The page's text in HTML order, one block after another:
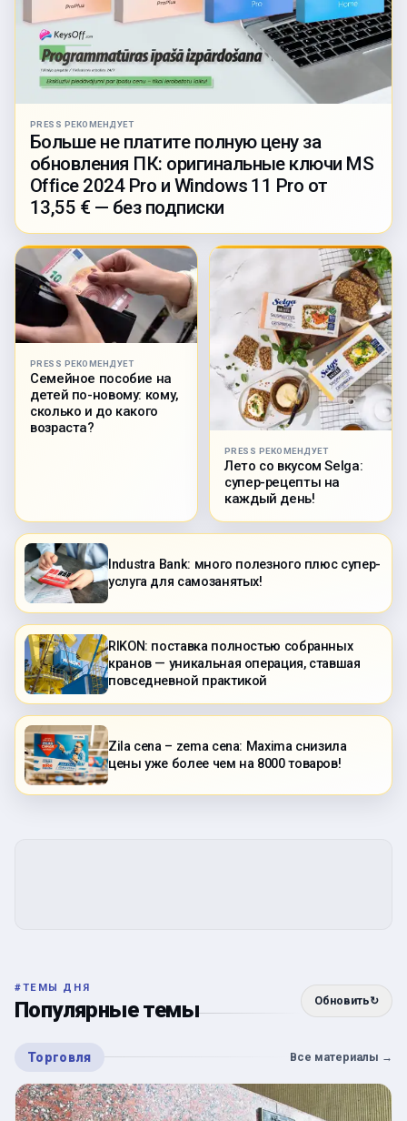
PRESS РЕКОМЕНДУЕТ
Больше не платите полную цену за
обновления ПК: оригинальные ключи MS
Office 2024 Pro и Windows 11 Pro от
13,55 € — без подписки
PRESS РЕКОМЕНДУЕТ
Семейное пособие на
детей по-новому: кому,
сколько и до какого
возраста?
PRESS РЕКОМЕНДУЕТ
Лето со вкусом Selga:
супер-рецепты на
каждый день!
Industra Bank: много полезного плюс супер-
услуга для самозанятых!
RIKON: поставка полностью собранных
кранов — уникальная операция, ставшая
повседневной практикой
Zila cena – zema cena: Maxima снизила
цены уже более чем на 8000 товаров!
#ТЕМЫ ДНЯ
Популярные темы Обновить↻
Торговля Все материалы →